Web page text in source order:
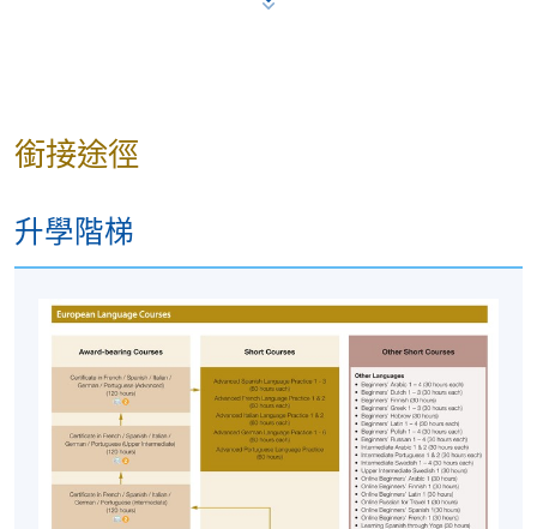
2026年10月10日 (星期六)
現時接受報名
修業期
十堂, 合共三十小時
地點
港大保良何鴻燊社區書院
銜接途徑
升學階梯